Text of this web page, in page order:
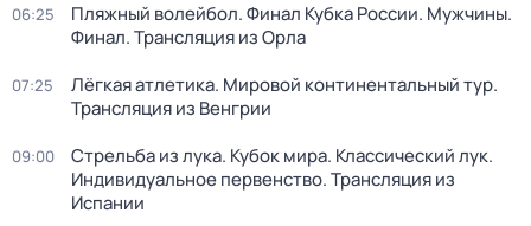
06:25
Пляжный волейбол. Финал Кубка России. Мужчины.
Финал. Трансляция из Орла
07:25
Лёгкая атлетика. Мировой континентальный тур.
Трансляция из Венгрии
09:00
Стрельба из лука. Кубок мира. Классический лук.
Индивидуальное первенство. Трансляция из
Испании